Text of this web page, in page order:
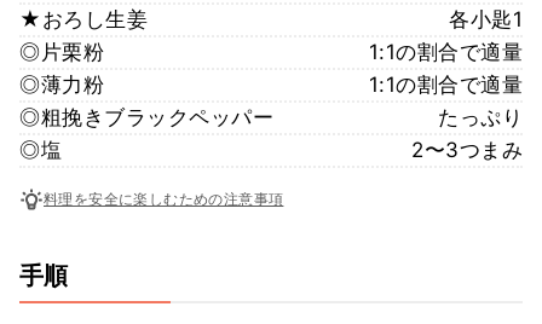
★おろし生姜
各小匙1
◎片栗粉
1:1の割合で適量
◎薄力粉
1:1の割合で適量
◎粗挽きブラックペッパー
たっぷり
◎塩
2〜3つまみ
料理を安全に楽しむための注意事項
手順